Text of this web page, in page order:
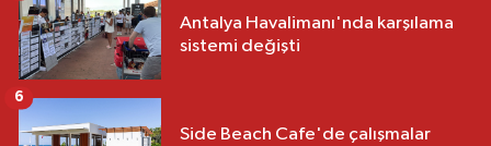
Antalya Havalimanı'nda karşılama
sistemi değişti
Side Beach Cafe'de çalışmalar
6